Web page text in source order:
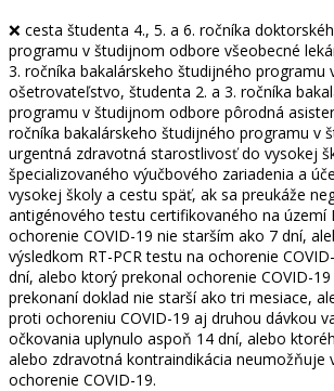
❌ cesta študenta 4., 5. a 6. ročníka
programu v študijnom odbore všeobecné
3. ročníka bakalárskeho študijného programu
ošetrovateľstvo, študenta 2. a 3. ročníka
programu v študijnom odbore pôrodná
ročníka bakalárskeho študijného programu v
urgentná zdravotná starostlivosť do vysokej
špecializovaného výučbového zariadenia a
vysokej školy a cestu späť, ak sa preukáže
antigénového testu certifikovaného na území
ochorenie COVID-19 nie starším ako 7 dní,
výsledkom RT-PCR testu na ochorenie
dní, alebo ktorý prekonal ochorenie COVID-
prekonaní doklad nie starší ako tri mesiace,
proti ochoreniu COVID-19 aj druhou dávkou
očkovania uplynulo aspoň 14 dní, alebo
alebo zdravotná kontraindikácia neumožňuje
ochorenie COVID-19.